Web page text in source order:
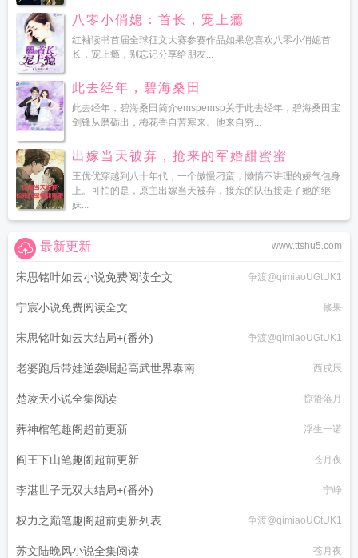
八零小俏媳：首长，宠上瘾
红袖读书首届全球征文大赛参赛作品如果您喜欢八零小俏媳首
长，宠上瘾，别忘记分享给朋友...
此去经年，碧海桑田
此去经年，碧海桑田简介emspemsp关于此去经年，碧海桑田宝
剑锋从磨砺出，梅花香自苦寒来。他来自穷...
出嫁当天被弃，抢来的军婚甜蜜蜜
王优优穿越到八十年代，一个傲慢刁蛮，懒惰不讲理的娇气包身
上。可怕的是，原主出嫁当天被弃，接亲的队伍接走了她的继
妹...
www.ttshu5.com
最新更新
宋思铭叶如云小说免费阅读全文 争渡@qimiaoUGtUK1
宁宸小说免费阅读全文 修果
宋思铭叶如云大结局+(番外) 争渡@qimiaoUGtUK1
老婆跑后带娃逆袭崛起高武世界泰南 西戌辰
楚凌天小说全集阅读 惊蛰落月
葬神棺笔趣阁超前更新 浮生一诺
阎王下山笔趣阁超前更新 苍月夜
李湛世子无双大结局+(番外) 宁峥
权力之巅笔趣阁超前更新列表 争渡@qimiaoUGtUK1
苏文陆晚风小说全集阅读 苍月夜